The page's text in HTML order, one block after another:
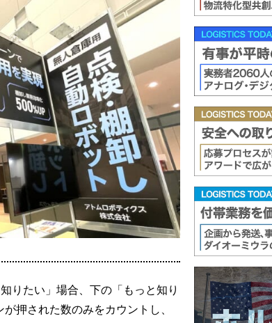
りたい」場合、下の「もっと知り
押された数のみをカウントし、